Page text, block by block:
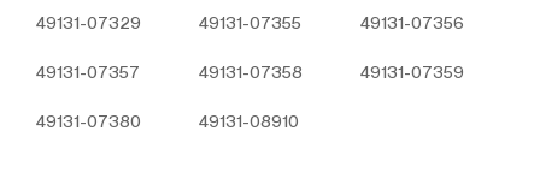
49131-07329 49131-07355 49131-07356
49131-07357 49131-07358 49131-07359
49131-07380 49131-08910
sağlamaktadır. Sitelerimizin ve sizin, ziyaretinizde
tarayıcınızı kapatıp sitemize tekrar geldiğinizde silinir,